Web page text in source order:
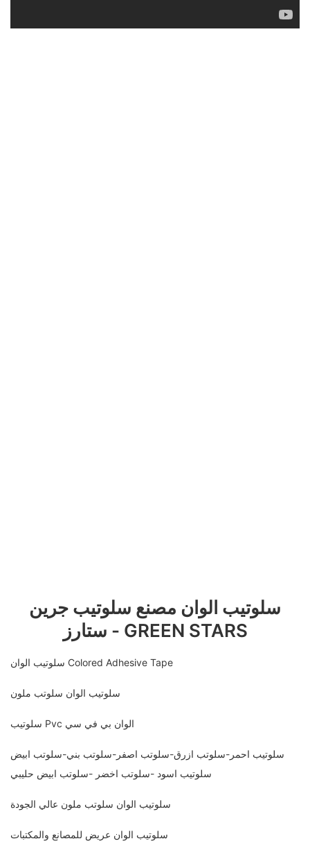
سلوتيب الوان مصنع سلوتيب جرين
ستارز - GREEN STARS
سلوتيب الوان Colored Adhesive Tape
سلوتيب الوان سلوتب ملون
سلوتيب Pvc الوان بي في سي
سلوتيب احمر-سلوتب ازرق-سلوتب اصفر-سلوتب بني-سلوتب ابيض
سلوتيب اسود -سلوتب اخضر -سلوتب ابيض حليبي
سلوتيب الوان سلوتب ملون عالي الجودة
سلوتيب الوان عريض للمصانع والمكتبات